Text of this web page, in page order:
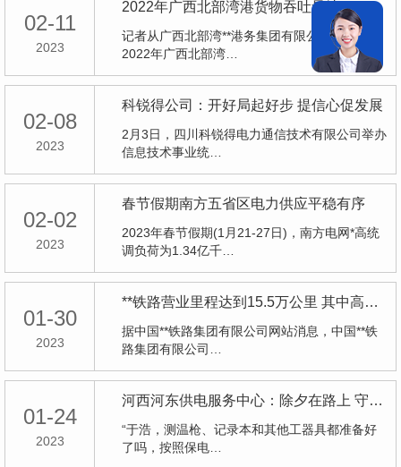
02-11
2023
记者从广西北部湾**港务集团有限公司获悉，
2022年广西北部湾…
02-08
2023
科锐得公司：开好局起好步 提信心促发展
2月3日，四川科锐得电力通信技术有限公司举办
信息技术事业统…
02-02
2023
春节假期南方五省区电力供应平稳有序
2023年春节假期(1月21-27日)，南方电网*高统
调负荷为1.34亿千…
01-30
2023
**铁路营业里程达到15.5万公里 其中高铁2082公里
据中国**铁路集团有限公司网站消息，中国**铁
路集团有限公司…
01-24
2023
河西河东供电服务中心：除夕在路上 守护万家灯火
“于浩，测温枪、记录本和其他工器具都准备好
了吗，按照保电…